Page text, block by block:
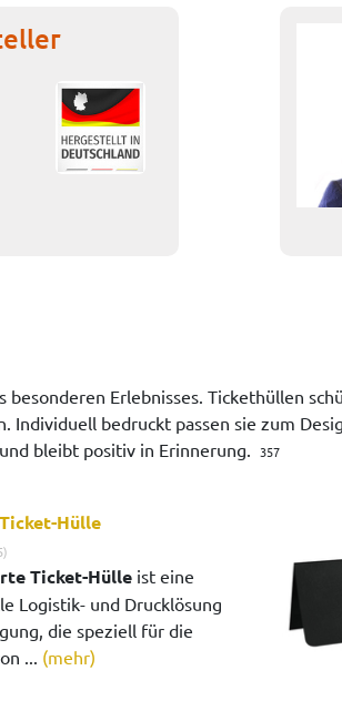
Erlebnisses. Tickethüllen
Individuell bedruckt passen sie zum
bleibt positiv in Erinnerung.
357
Hülle
Ticket-Hülleist eine
Logistik- und Drucklösung
die speziell für die
... (mehr)